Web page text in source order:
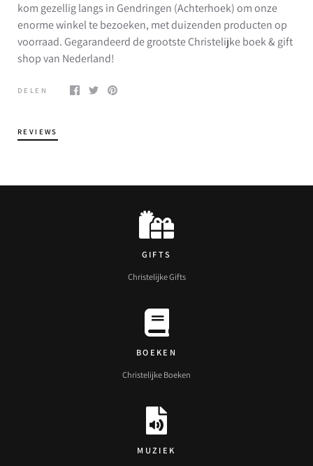
kom gezellig langs in Gendringen (Achterhoek) om onze
enorme winkel te bezoeken, met duizenden producten op
voorraad. Gegarandeerd de grootste Christelijke boek & gift
shop van Nederland!
DELEN
REVIEWS
GIFTS
Christelijke Gifts
BOEKEN
Christelijke Boeken
MUZIEK